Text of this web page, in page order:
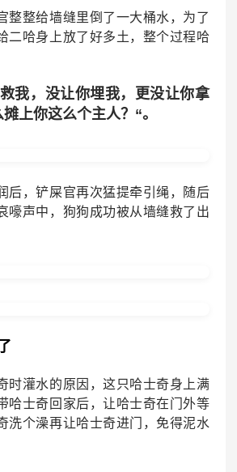
整整给墙缝里倒了一大桶水，为了
二哈身上放了好多土，整个过程哈
我，没让你埋我，更没让你拿
上你这么个主人？“。
后，铲屎官再次猛提牵引绳，随后
嚎声中，狗狗成功被从墙缝救了出
时灌水的原因，这只哈士奇身上满
哈士奇回家后，让哈士奇在门外等
洗个澡再让哈士奇进门，免得泥水